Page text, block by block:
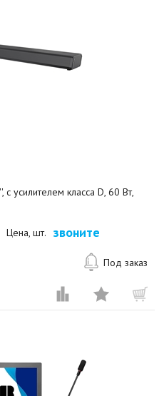
усилителем класса D, 60 Вт,
Цена, шт. звоните
Под заказ